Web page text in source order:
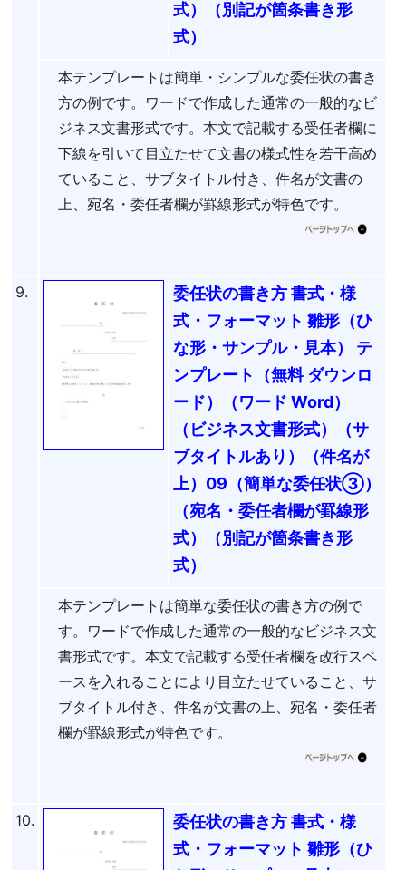
式）（別記が箇条書き形
式）
本テンプレートは簡単・シンプルな委任状の書き
方の例です。ワードで作成した通常の一般的なビ
ジネス文書形式です。本文で記載する受任者欄に
下線を引いて目立たせて文書の様式性を若干高め
ていること、サブタイトル付き、件名が文書の
上、宛名・委任者欄が罫線形式が特色です。
9.
委任状の書き方 書式・様
式・フォーマット 雛形（ひ
な形・サンプル・見本） テ
ンプレート（無料 ダウンロ
ード）（ワード Word）
（ビジネス文書形式）（サ
ブタイトルあり）（件名が
上）09（簡単な委任状③）
（宛名・委任者欄が罫線形
式）（別記が箇条書き形
式）
本テンプレートは簡単な委任状の書き方の例で
す。ワードで作成した通常の一般的なビジネス文
書形式です。本文で記載する受任者欄を改行スペ
ースを入れることにより目立たせていること、サ
ブタイトル付き、件名が文書の上、宛名・委任者
欄が罫線形式が特色です。
10.
委任状の書き方 書式・様
式・フォーマット 雛形（ひ